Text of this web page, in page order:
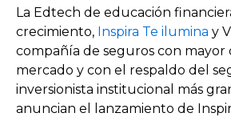
La Edtech de educación
crecimiento, Inspira Te ilumina y
compañía de seguros con mayor
mercado y con el respaldo del
inversionista institucional más
anuncian el lanzamiento de